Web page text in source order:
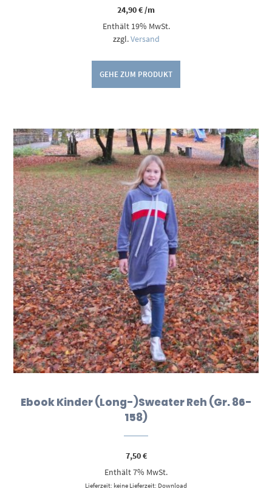
24,90€/m
Enthält 19% MwSt.
zzgl.Versand
GEHE ZUM PRODUKT
Ebook Kinder (Long-)Sweater Reh (Gr. 86-
158)
7,50€
Enthält 7% MwSt.
Lieferzeit: keine Lieferzeit: Download